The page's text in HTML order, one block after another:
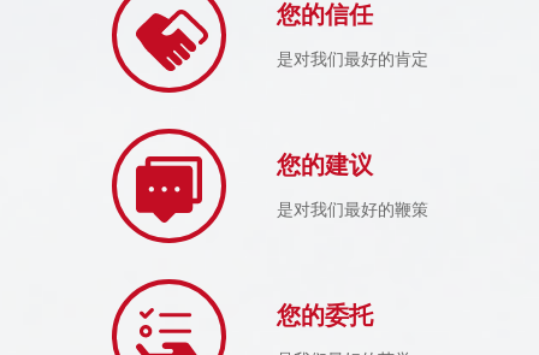
您的信任
是对我们最好的肯定
您的建议
是对我们最好的鞭策
您的委托